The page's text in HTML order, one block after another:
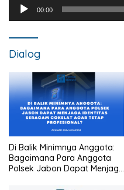
00:00
Dialog
Di Balik Minimnya Anggota:
Bagaimana Para Anggota
Polsek Jabon Dapat Menjaga